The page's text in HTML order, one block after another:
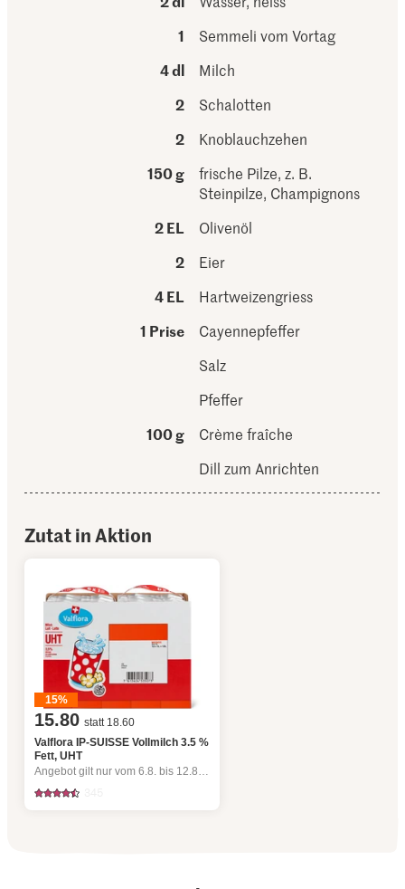
1
Semmeli vom Vortag
4 dl
Milch
2
Schalotten
2
Knoblauchzehen
150 g
frische Pilze, z. B.
Steinpilze, Champignons
2 EL
Olivenöl
2
Eier
4 EL
Hartweizengriess
1 Prise
Cayennepfeffer
Salz
Pfeffer
100 g
Crème fraîche
Dill zum Anrichten
Zutat in Aktion
15%
15.80 statt 18.60
Valflora IP-SUISSE Vollmilch 3.5 %
Fett, UHT
Angebot gilt nur vom 6.8. bis 12.8.2026, solange Vorrat.